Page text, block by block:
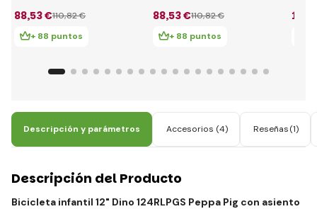
88,53 €110,82 €
+ 88 puntos
88,53 €110,82 €
+ 88 puntos
103
Descripción y parámetros Accesorios (4) Reseñas(1)
Descripción del Producto
Bicicleta infantil 12" Dino 124RLPGS Peppa Pig con asiento